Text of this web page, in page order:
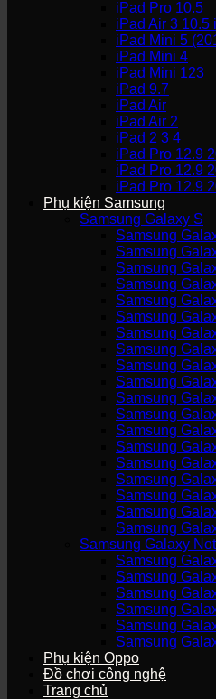
iPad Pro 10.5
iPad Air 3 10.5
iPad Mini 5
iPad Mini 4
iPad Mini 123
iPad 9.7
iPad Air
iPad Air 2
iPad 2 3 4
iPad Pro 12.9
iPad Pro 12.9
iPad Pro 12.9
Phụ kiện Samsung
Samsung Galaxy S
Samsung
Samsung
Samsung
Samsung
Samsung
Samsung
Samsung
Samsung
Samsung
Samsung
Samsung
Samsung
Samsung
Samsung
Samsung
Samsung
Samsung
Samsung
Samsung
Samsung Galaxy
Samsung
Samsung
Samsung
Samsung
Samsung
Samsung
Phụ kiện Oppo
Đồ chơi công nghệ
Trang chủ